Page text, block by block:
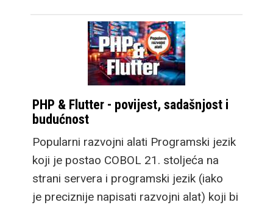
PHP & Flutter - povijest, sadašnjost i
budućnost
Popularni razvojni alati Programski jezik
koji je postao COBOL 21. stoljeća na
strani servera i programski jezik (iako
je preciznije napisati razvojni alat) koji bi